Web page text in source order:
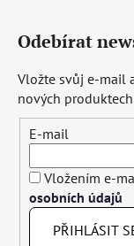
Odebírat
Vložte svůj e-mail
nových
E-mail
Vložením e-
osobních údajů
PŘIHLÁSIT